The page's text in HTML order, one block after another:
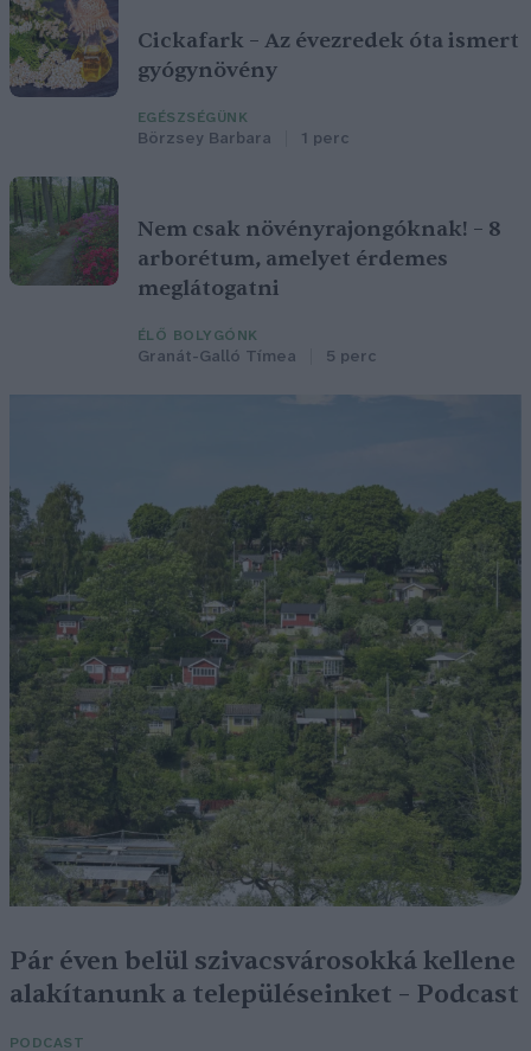
Cickafark – Az évezredek óta ismert
gyógynövény
EGÉSZSÉGÜNK
Börzsey Barbara 1 perc
Nem csak növényrajongóknak! – 8
arborétum, amelyet érdemes
meglátogatni
ÉLŐ BOLYGÓNK
Granát-Galló Tímea 5 perc
Pár éven belül szivacsvárosokká kellene
alakítanunk a településeinket – Podcast
PODCAST